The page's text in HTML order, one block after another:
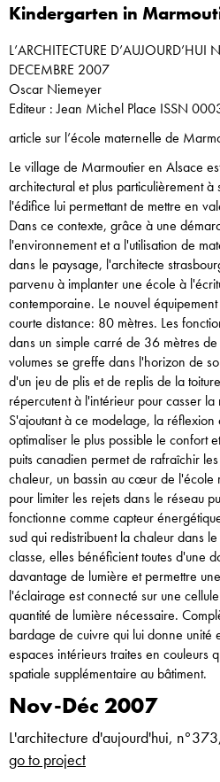
Kindergarten in
L’ARCHITECTURE
DECEMBRE 2007
Oscar Niemeyer
Editeur : Jean Michel Place ISSN
article sur l’école maternelle de
Le village de Marmoutier en Alsace
architectural et plus particulièrement
l'édifice lui permettant de mettre en
Dans ce contexte, grâce à une
l'environnement et a l'utilisation de
dans le paysage, l'architecte
parvenu à implanter une école à
contemporaine. Le nouvel
courte distance: 80 mètres. Les
dans un simple carré de 36 mètres
volumes se greffe dans l'horizon de
d'un jeu de plis et de replis de la
répercutent à l'intérieur pour casser
S'ajoutant à ce modelage, la
optimaliser le plus possible le confort
puits canadien permet de rafraîchir
chaleur, un bassin au cœur de l'école
pour limiter les rejets dans le réseau
fonctionne comme capteur
sud qui redistribuent la chaleur dans
classe, elles bénéficient toutes d'une
davantage de lumière et permettre
l'éclairage est connecté sur une
quantité de lumière nécessaire.
bardage de cuivre qui lui donne unité
espaces intérieurs traites en couleurs
spatiale supplémentaire au bâtiment.
Nov-Déc 2007
L'architecture d'aujourd'hui,
go to project